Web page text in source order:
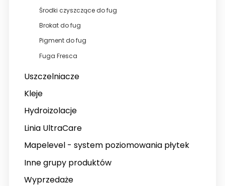
Środki czyszczące do fug
Brokat do fug
Pigment do fug
Fuga Fresca
Uszczelniacze
Kleje
Hydroizolacje
Linia UltraCare
Mapelevel - system poziomowania płytek
Inne grupy produktów
Wyprzedaże